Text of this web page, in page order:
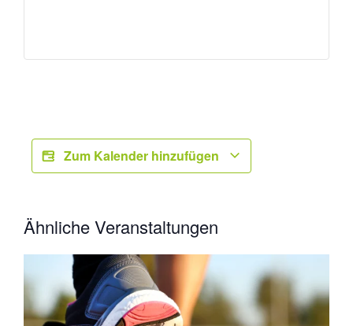
Zum Kalender hinzufügen
Ähnliche Veranstaltungen